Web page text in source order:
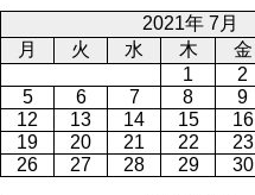
2021年 7月
月
火 水 木 金
1
2
5
6 7 8 9
12
13 14 15 16
19
20 21 22 23
26
27 28 29 30